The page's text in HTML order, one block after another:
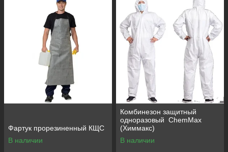
Фартук прорезиненный КЩС
В наличии
Комбинезон защитный
одноразовый ChemMax
(Химмакс)
В наличии